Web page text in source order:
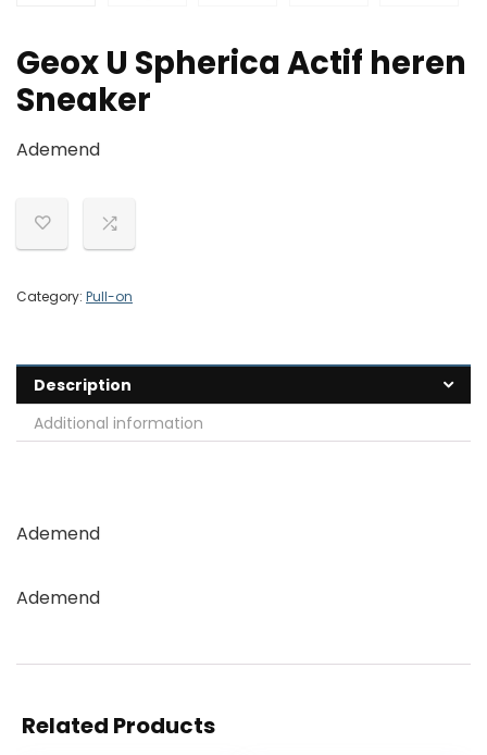
Geox U Spherica Actif heren
Sneaker
Ademend
Category: Pull-on
Description
Additional information
Ademend
Ademend
Related Products